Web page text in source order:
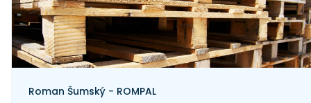
Roman Šumský - ROMPAL